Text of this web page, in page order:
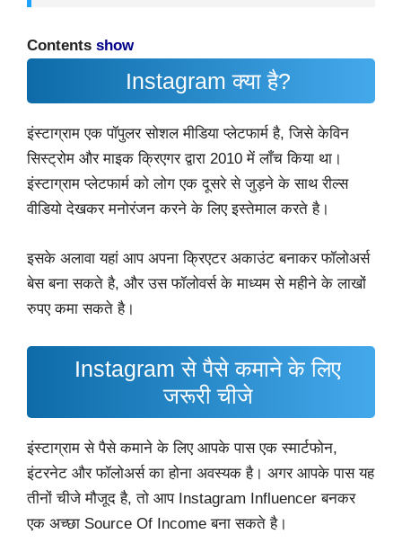
Contents show
Instagram क्या है?
इंस्टाग्राम एक पॉपुलर सोशल मीडिया प्लेटफार्म है, जिसे केविन
सिस्ट्रोम और माइक क्रिएगर द्वारा 2010 में लाँच किया था।
इंस्टाग्राम प्लेटफार्म को लोग एक दूसरे से जुड़ने के साथ रील्स
वीडियो देखकर मनोरंजन करने के लिए इस्तेमाल करते है।
इसके अलावा यहां आप अपना क्रिएटर अकाउंट बनाकर फॉलोअर्स
बेस बना सकते है, और उस फॉलोवर्स के माध्यम से महीने के लाखों
रुपए कमा सकते है।
Instagram से पैसे कमाने के लिए
जरूरी चीजे
इंस्टाग्राम से पैसे कमाने के लिए आपके पास एक स्मार्टफोन,
इंटरनेट और फॉलोअर्स का होना अवस्यक है। अगर आपके पास यह
तीनों चीजे मौजूद है, तो आप Instagram Influencer बनकर
एक अच्छा Source Of Income बना सकते है।